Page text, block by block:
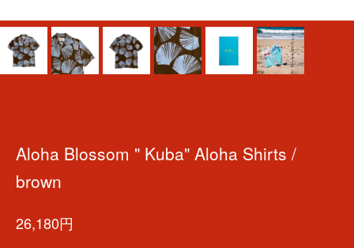
Aloha Blossom " Kuba" Aloha Shirts /
brown
26,180円